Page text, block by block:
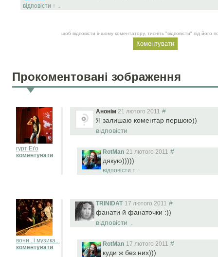
відповісти ↑ .
щоб відповісти іншому коментатору, тисніть "відповісти" під його
Прокоментовані зображення
Анонім 21 лютого 2011
#
Я залишаю коментар першою))
відповісти
RotMan 21 лютого 2011
#
дякую)))))
відповісти ↑ .
гурт Еґо
коментувати
TRINIDAT 17 лютого 2011
#
фанати й фанаточки :))
відповісти
RotMan 17 лютого 2011
#
куди ж без них)))
вони...і музика...
коментувати